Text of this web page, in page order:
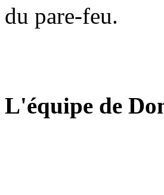
du pare-feu.
L'équipe de